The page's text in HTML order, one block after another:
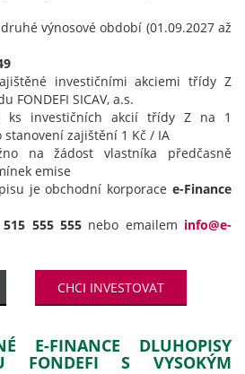
výnosové období (01.09.2027 až
investičními akciemi třídy Z
FONDEFI SICAV, a.s.
ks investičních akcií třídy Z na 1
zajištění 1 Kč / IA
na žádost vlastníka předčasně
emise
je obchodní korporace e-Finance
515 555 555nebo emailem info@e-
CHCI INVESTOVAT
E-FINANCE DLUHOPISY
FONDEFI S VYSOKÝM